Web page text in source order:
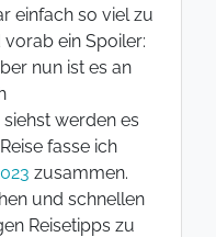
einfach so viel zu
vorab ein Spoiler:
nun ist es an
werden es
fasse ich
zusammen.
und schnellen
Reisetipps zu